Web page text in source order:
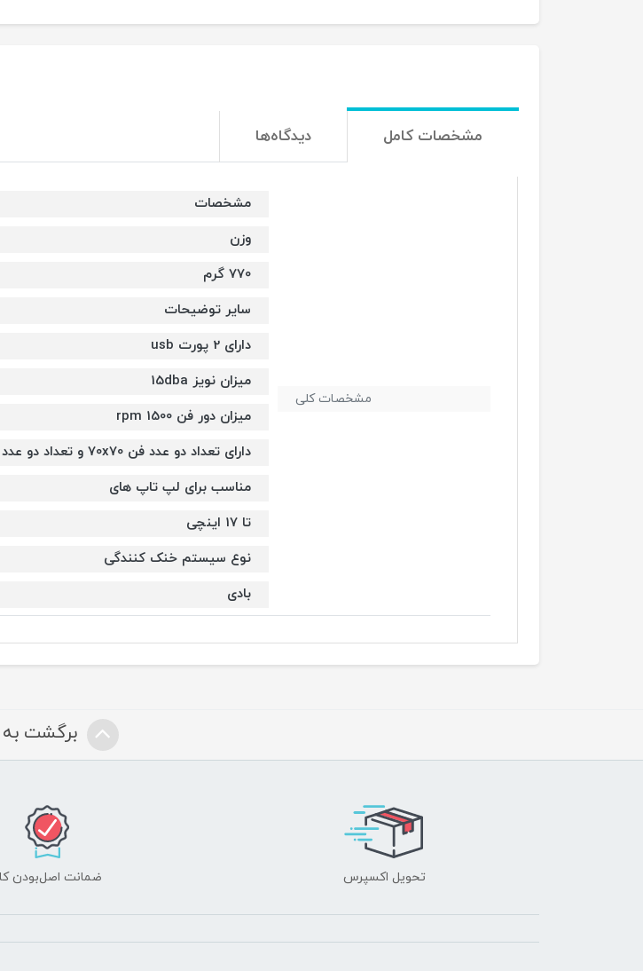
مشخصات کامل دیدگاه‌ها
مشخصات کلی
مشخصات
وزن
770 گرم
سایر توضیحات
دارای 2 پورت usb
میزان نویز 15dba
میزان دور فن 1500 rpm
دارای تعداد دو عدد فن 70x70 و تعداد دو عدد فن 140x140
مناسب برای لپ تاپ های
تا 17 اینچی
نوع سیستم خنک کنندگی
بادی
برگشت به
تحویل اکسپرس ضمانت اصل‌بودن